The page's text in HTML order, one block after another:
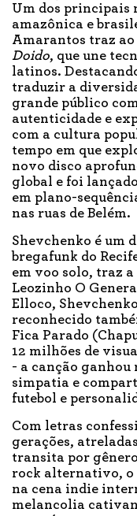
Um dos principais
amazônica e
Amarantos traz ao
Doido, que une
latinos.
traduzir a
grande público
autenticidade e
com a cultura
tempo em que
novo disco
global e foi
em plano-
nas ruas de Belém.
Shevchenko é um
bregafunk do
em voo solo, traz
Leozinho O
Elloco,
reconhecido
Fica Parado
12 milhões de
- a canção ganhou
simpatia e
futebol e
Com letras
gerações,
transita por
rock alternativo, o
na cena indie
melancolia